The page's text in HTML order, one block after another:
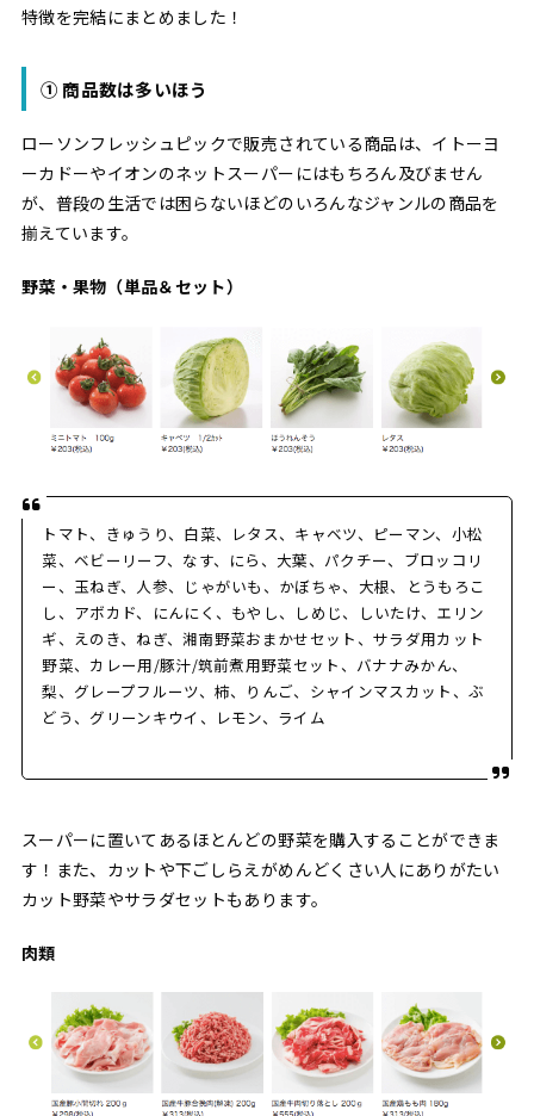
特徴を完結にまとめました！
① 商品数は多いほう
ローソンフレッシュピックで販売されている商品は、イトーヨ
ーカドーやイオンのネットスーパーにはもちろん及びません
が、普段の生活では困らないほどのいろんなジャンルの商品を
揃えています。
野菜・果物（単品＆セット）
トマト、きゅうり、白菜、レタス、キャベツ、ピーマン、小松
菜、ベビーリーフ、なす、にら、大葉、パクチー、ブロッコリ
ー、玉ねぎ、人参、じゃがいも、かぼちゃ、大根、とうもろこ
し、アボカド、にんにく、もやし、しめじ、しいたけ、エリン
ギ、えのき、ねぎ、湘南野菜おまかせセット、サラダ用カット
野菜、カレー用/豚汁/筑前煮用野菜セット、バナナみかん、
梨、グレープフルーツ、柿、りんご、シャインマスカット、ぶ
どう、グリーンキウイ、レモン、ライム
スーパーに置いてあるほとんどの野菜を購入することができま
す！また、カットや下ごしらえがめんどくさい人にありがたい
カット野菜やサラダセットもあります。
肉類